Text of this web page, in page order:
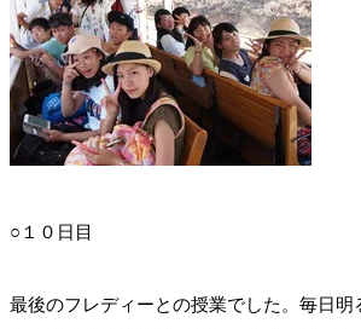
○１０日目
最後のフレディーとの授業でした。毎日明